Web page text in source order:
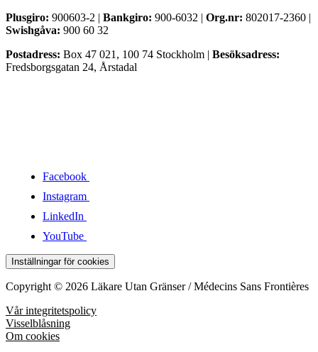
Plusgiro: 900603-2 | Bankgiro: 900-6032 | Org.nr: 802017-2360 |
Swishgåva: 900 60 32
Postadress: Box 47 021, 100 74 Stockholm | Besöksadress:
Fredsborgsgatan 24, Årstadal
Facebook
Instagram
LinkedIn
YouTube
Inställningar för cookies
Copyright © 2026 Läkare Utan Gränser / Médecins Sans Frontières
Vår integritetspolicy
Visselblåsning
Om cookies